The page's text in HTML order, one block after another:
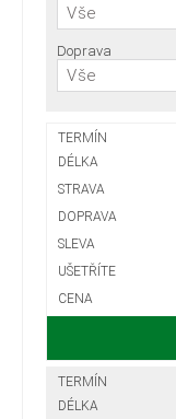
Vše
Doprava
Vše